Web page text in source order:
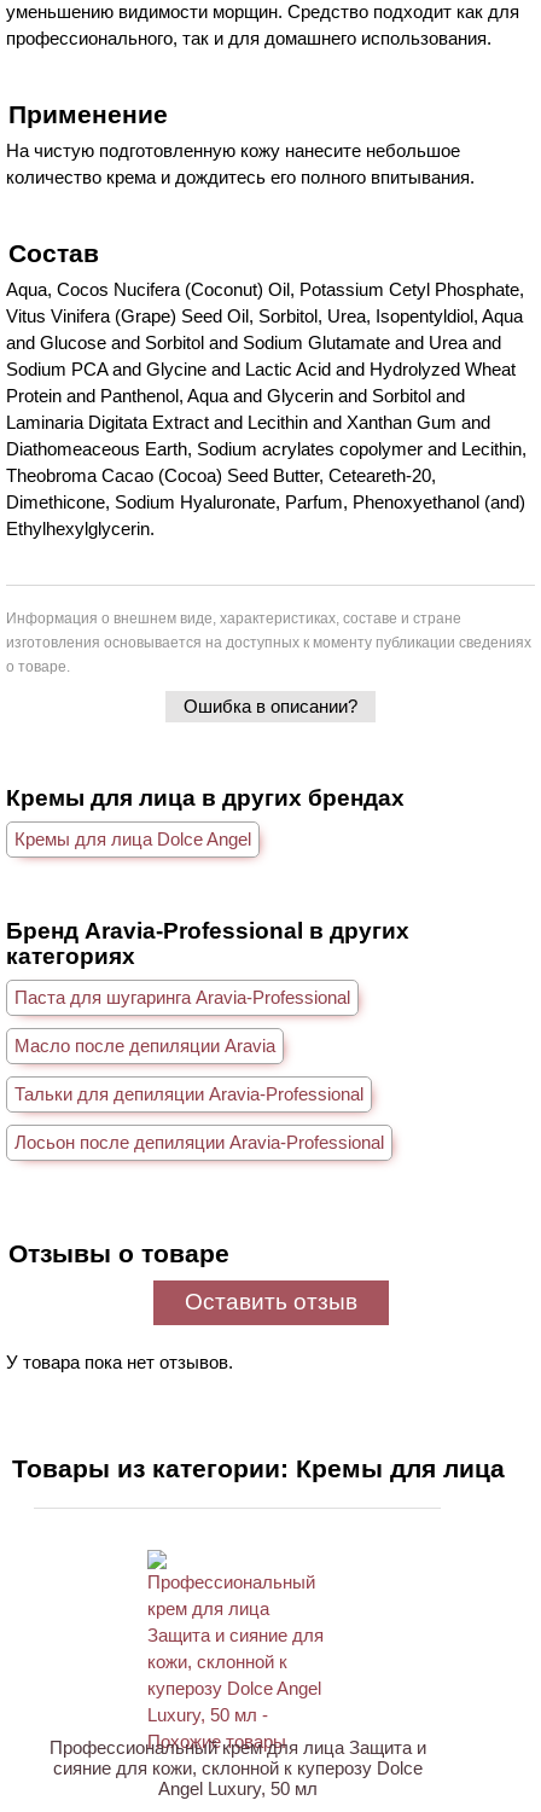
уменьшению видимости морщин. Средство подходит как для
профессионального, так и для домашнего использования.
Применение
На чистую подготовленную кожу нанесите небольшое
количество крема и дождитесь его полного впитывания.
Состав
Aqua, Cocos Nucifera (Coconut) Oil, Potassium Cetyl Phosphate,
Vitus Vinifera (Grape) Seed Oil, Sorbitol, Urea, Isopentyldiol, Aqua
and Glucose and Sorbitol and Sodium Glutamate and Urea and
Sodium PCA and Glycine and Lactic Acid and Hydrolyzed Wheat
Protein and Panthenol, Aqua and Glycerin and Sorbitol and
Laminaria Digitata Extract and Lecithin and Xanthan Gum and
Diathomeaceous Earth, Sodium acrylates copolymer and Lecithin,
Theobroma Cacao (Cocoa) Seed Butter, Ceteareth-20,
Dimethicone, Sodium Hyaluronate, Parfum, Phenoxyethanol (and)
Ethylhexylglycerin.
Информация о внешнем виде, характеристиках, составе и стране
изготовления основывается на доступных к моменту публикации сведениях
о товаре.
Ошибка в описании?
Кремы для лица в других брендах
Кремы для лица Dolce Angel
Бренд Aravia-Professional в других
категориях
Паста для шугаринга Aravia-Professional
Масло после депиляции Aravia
Тальки для депиляции Aravia-Professional
Лосьон после депиляции Aravia-Professional
Отзывы о товаре
Оставить отзыв
У товара пока нет отзывов.
Товары из категории: Кремы для лица
Профессиональный крем для лица Защита и
сияние для кожи, склонной к куперозу Dolce
Angel Luxury, 50 мл